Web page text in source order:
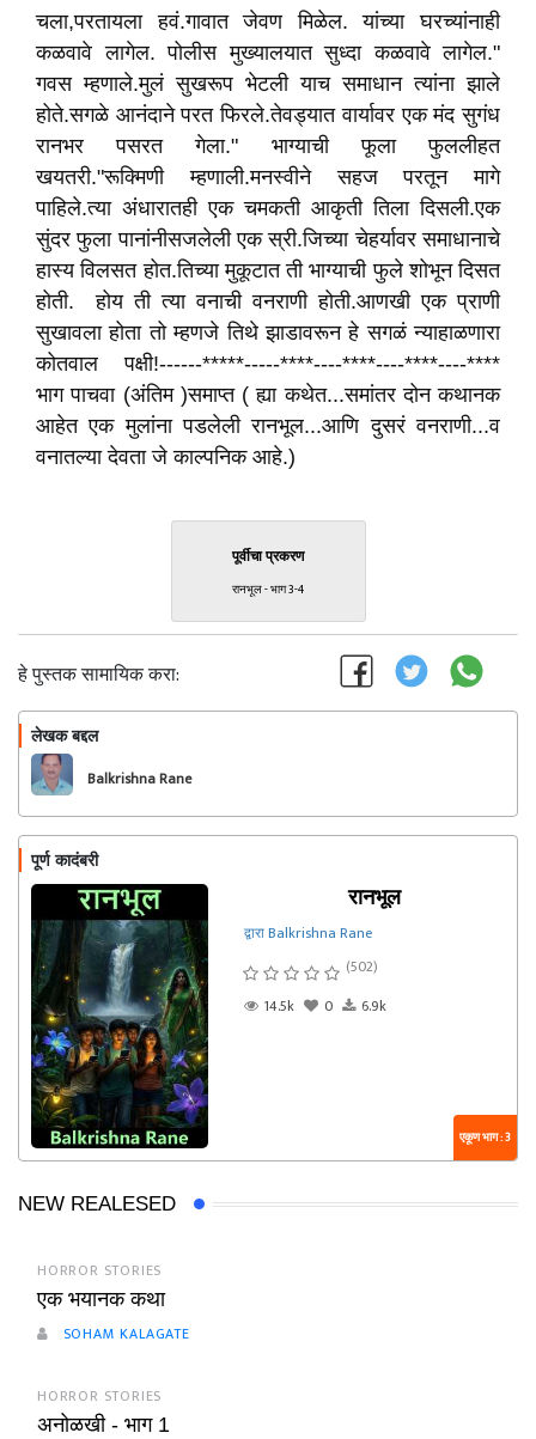
चला,परतायला हवं.गावात जेवण मिळेल. यांच्या घरच्यांनाही
कळवावे लागेल. पोलीस मुख्यालयात सुध्दा कळवावे लागेल."
गवस म्हणाले.मुलं सुखरूप भेटली याच समाधान त्यांना झाले
होते.सगळे आनंदाने परत फिरले.तेवड्यात वार्यावर एक मंद सुगंध
रानभर पसरत गेला." भाग्याची फूला फुललीहत
खयतरी."रूक्मिणी म्हणाली.मनस्वीने सहज परतून मागे
पाहिले.त्या अंधारातही एक चमकती आकृती तिला दिसली.एक
सुंदर फुला पानांनीसजलेली एक स्री.जिच्या चेहर्यावर समाधानाचे
हास्य विलसत होत.तिच्या मुकूटात ती भाग्याची फुले शोभून दिसत
होती. होय ती त्या वनाची वनराणी होती.आणखी एक प्राणी
सुखावला होता तो म्हणजे तिथे झाडावरून हे सगळं न्याहाळणारा
कोतवाल पक्षी!------*****-----****----****----****----****
भाग पाचवा (अंतिम )समाप्त ( ह्या कथेत...समांतर दोन कथानक
आहेत एक मुलांना पडलेली रानभूल...आणि दुसरं वनराणी...व
वनातल्या देवता जे काल्पनिक आहे.)
पूर्वीचा प्रकरण
रानभूल - भाग 3-4
हे पुस्तक सामायिक करा:
लेखक बद्दल
Balkrishna Rane
पूर्ण कादंबरी
रानभूल
द्वारा Balkrishna Rane
(502)
14.5k
0 6.9k
एकूण भाग : 3
NEW REALESED
HORROR STORIES
एक भयानक कथा
SOHAM KALAGATE
HORROR STORIES
अनोळखी - भाग 1